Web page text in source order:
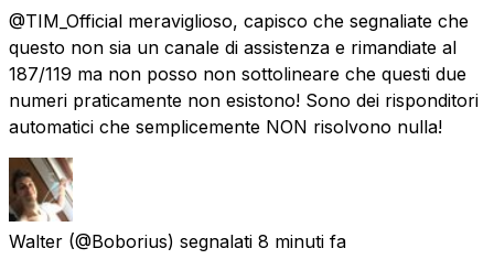
@TIM_Official meraviglioso, capisco che segnaliate che
questo non sia un canale di assistenza e rimandiate al
187/119 ma non posso non sottolineare che questi due
numeri praticamente non esistono! Sono dei risponditori
automatici che semplicemente NON risolvono nulla!
Walter (@Boborius) segnalati 8 minuti fa